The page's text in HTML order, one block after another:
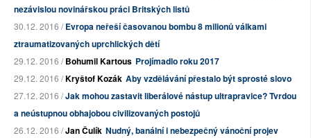
nezávislou novinářskou práci Britských listů
30.12. 2016 /Evropa neřeší časovanou bombu 8 milionů válkami
ztraumatizovaných uprchlických dětí
29.12. 2016 /Bohumil Kartous Projímadlo roku 2017
29.12. 2016 /Kryštof Kozák Aby vzdělávání přestalo být sprosté slovo
27.12. 2016 /Jak mohou zastavit liberálové nástup ultrapravice? Tvrdou
a neústupnou obhajobou civilizovaných postojů
26.12. 2016 /Jan Čulík Nudný, banální i nebezpečný vánoční projev